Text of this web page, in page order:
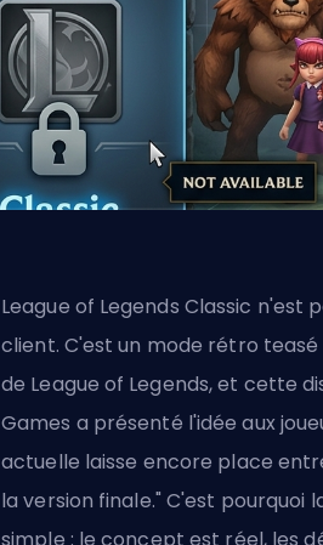
League of Legends Classic n'est
client. C'est un mode rétro
de League of Legends, et cette
Games a présenté l'idée aux
actuelle laisse encore place
la version finale." C'est pourquoi
simple : le concept est réel, les